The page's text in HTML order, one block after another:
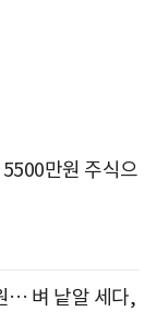
만원 주식으
… 벼 낱알 세다,